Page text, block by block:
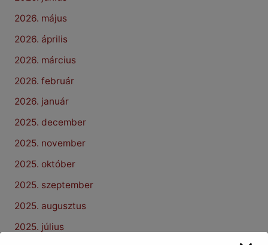
2026. május
2026. április
2026. március
2026. február
2026. január
2025. december
2025. november
2025. október
2025. szeptember
2025. augusztus
2025. július